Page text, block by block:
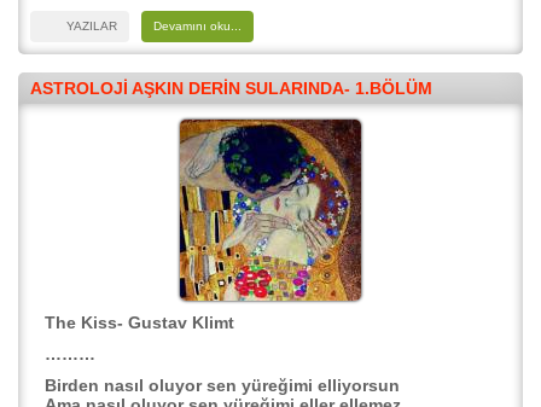
YAZILAR Devamını oku...
ASTROLOJI AŞKIN DERIN SULARINDA- 1.BÖLÜM
The Kiss- Gustav Klimt
………
Birden nasıl oluyor sen yüreğimi elliyorsun